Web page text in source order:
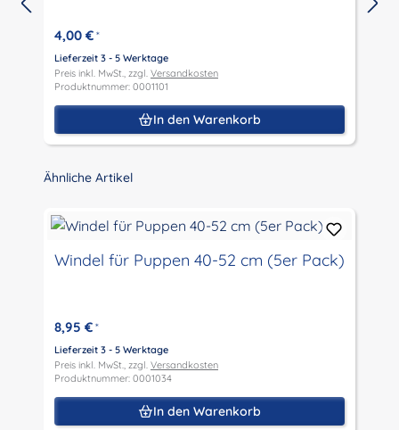
4,00 € *
Lieferzeit 3 - 5 Werktage
Preis inkl. MwSt., zzgl. Versandkosten
Produktnummer: 0001101
In den Warenkorb
Produktgalerie überspringen
Ähnliche Artikel
Windel für Puppen 40-52 cm (5er Pack)
8,95 € *
Lieferzeit 3 - 5 Werktage
Preis inkl. MwSt., zzgl. Versandkosten
Produktnummer: 0001034
In den Warenkorb